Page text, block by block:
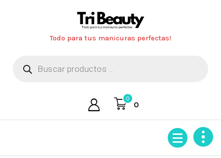
Todo para tus manicuras perfectas!
productos
0
0